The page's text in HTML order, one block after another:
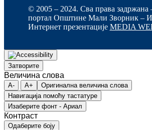
© 2005 – 2024. Сва права задржана
портал Општине Мали Зворник –
Интернет презентације MEDIA
Затворите
Величина слова
A- A+
Оригинална величина слова
Навигација помоћу тастатуре
Изаберите фонт - Ариал
Контраст
Одаберите боју